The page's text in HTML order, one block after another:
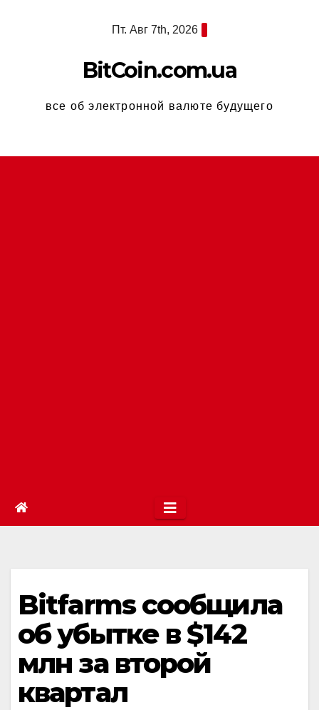
Пт. Авг 7th, 2026
BitCoin.com.ua
все об электронной валюте будущего
Bitfarms сообщила
об убытке в $142
млн за второй
квартал